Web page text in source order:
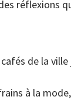
réflexions
de la ville
à la